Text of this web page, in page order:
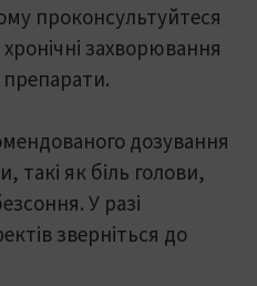
проконсультуйтеся
захворювання
дозування
такі як біль голови,
У разі
зверніться до